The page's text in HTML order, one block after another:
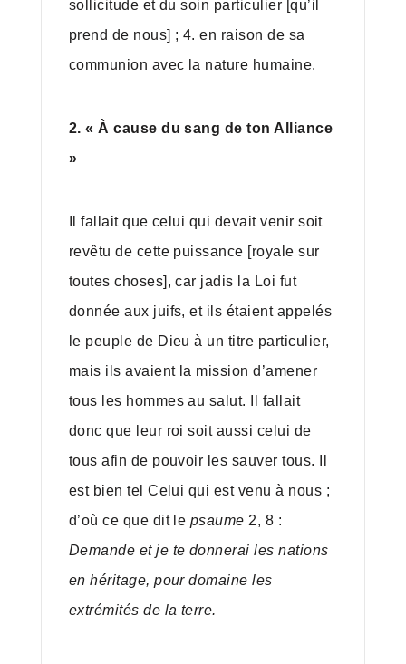
sollicitude et du soin particulier [qu’il
prend de nous] ; 4. en raison de sa
communion avec la nature humaine.
2. « À cause du sang de ton Alliance
»
Il fallait que celui qui devait venir soit
revêtu de cette puissance [royale sur
toutes choses], car jadis la Loi fut
donnée aux juifs, et ils étaient appelés
le peuple de Dieu à un titre particulier,
mais ils avaient la mission d’amener
tous les hommes au salut. Il fallait
donc que leur roi soit aussi celui de
tous afin de pouvoir les sauver tous. Il
est bien tel Celui qui est venu à nous ;
d’où ce que dit le psaume 2, 8 :
Demande et je te donnerai les nations
en héritage, pour domaine les
extrémités de la terre.